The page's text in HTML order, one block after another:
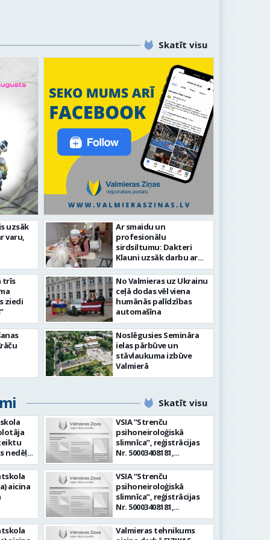
Skatīt visu
Kazu krācēs atklāj
uzsāk
varu,
trīs
ziedi
Ar smaidu un
profesionālu
sirdsiltumu: Dakteri
Klauni uzsāk darbu ar
senioriem Vidzemes
slimnīcā
No Valmieras uz Ukrainu
ceļā dodas vēl viena
humānās palīdzības
automašīna
Noslēgusies Semināra
ielas pārbūve un
stāvlaukuma izbūve
Valmierā
Skatīt visu
nedēļā
iela
ar
aicina
(1
VSIA “Strenču
psihoneiroloģiskā
slimnīca”, reģistrācijas
Nr. 50003408181,
ārstniecības iestādes
kods 941800004 aicina
darbā APKOPĒJU Aicinām
mūsu komandai
pievienoties apkopēju
darbam rehabilitācijas
nodaļā. Darba līgums
tiek slēgts uz
VSIA “Strenču
psihoneiroloģiskā
slimnīca”, reģistrācijas
Nr. 50003408181,
ārstniecības iestādes
kods 941800004 aicina
darbā AUDIOLOGOPĒDU
Valmieras tehnikums